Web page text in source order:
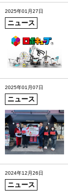
2025年01月27日
ニュース
2025年01月07日
ニュース
2024年12月26日
ニュース